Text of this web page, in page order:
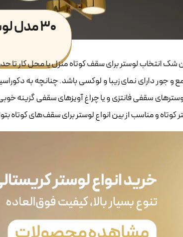
۳۰ مدل لوستر برای سقف کوتاه
شک انتخاب لوستر برای سقف کوتاه منزل یا محل کار تا
و جور دارای نمای زیبا و لوکسی باشد. چنانچه به
سقفی فانتزی و یا چراغ آویزهای سقفی گزینه‌
کوتاه و مناسب از بین انواع لوستر برای سقف‌های کوتاه